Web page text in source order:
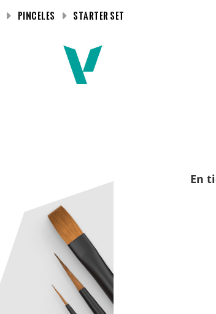
Pinceles Starter Set
En